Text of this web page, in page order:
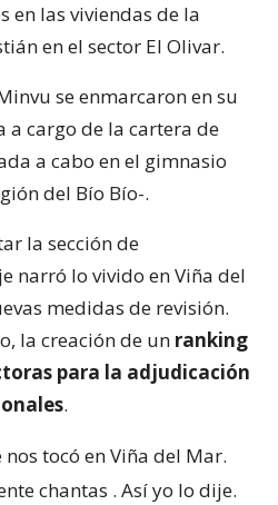
en las viviendas de la
en el sector El Olivar.
se enmarcaron en su
cargo de la cartera de
a cabo en el gimnasio
del Bío Bío-.
la sección de
narró lo vivido en Viña del
medidas de revisión.
la creación de un ranking
para la adjudicación
.
tocó en Viña del Mar.
chantas . Así yo lo dije.